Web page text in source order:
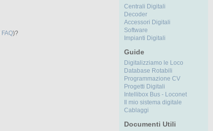
FAQ)?
Centrali Digitali
Decoder
Accessori Digitali
Software
Impianti Digitali
Guide
Digitalizziamo le Loco
Database Rotabili
Programmazione CV
Progetti Digitali
Intellibox Bus - Loconet
Il mio sistema digitale
Cablaggi
Documenti Utili